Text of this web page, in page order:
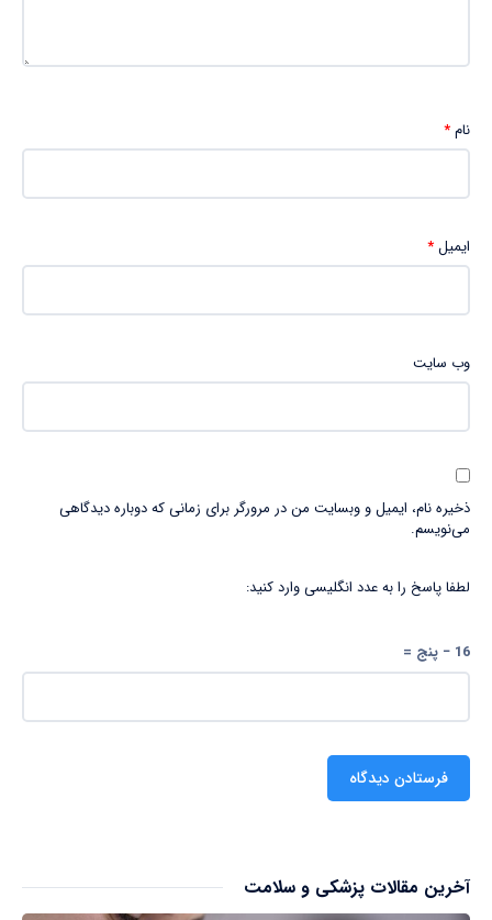
نام*
ایمیل*
وب‌ سایت
ذخیره نام، ایمیل و وبسایت من در مرورگر برای زمانی که دوباره دیدگاهی
می‌نویسم.
لطفا پاسخ را به عدد انگلیسی وارد کنید:
16 − پنج =
آخرین مقالات پزشکی و سلامت